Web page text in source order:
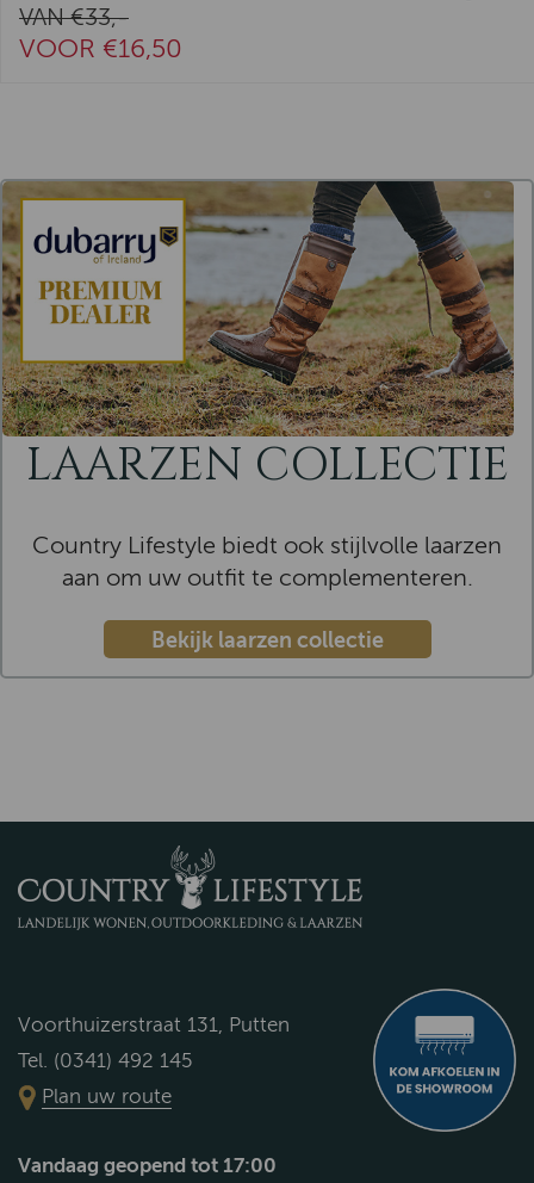
VAN €33,-
VOOR €16,50
LAARZEN COLLECTIE
Country Lifestyle biedt ook stijlvolle laarzen
aan om uw outfit te complementeren.
Bekijk laarzen collectie
Voorthuizerstraat 131, Putten
Tel. (0341) 492 145
Plan uw route
Vandaag geopend tot 17:00